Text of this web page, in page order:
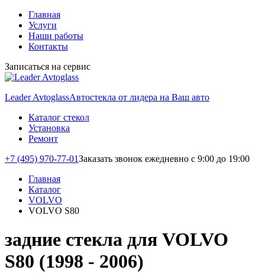
Главная
Услуги
Наши работы
Контакты
Записаться на сервис
Leader AvtoglassАвтостекла от лидера на Ваш авто
Каталог стекол
Установка
Ремонт
+7 (495) 970-77-01Заказать звонок ежедневно с 9:00 до 19:00
Главная
Каталог
VOLVO
VOLVO S80
задние стекла для VOLVO
S80 (1998 - 2006)